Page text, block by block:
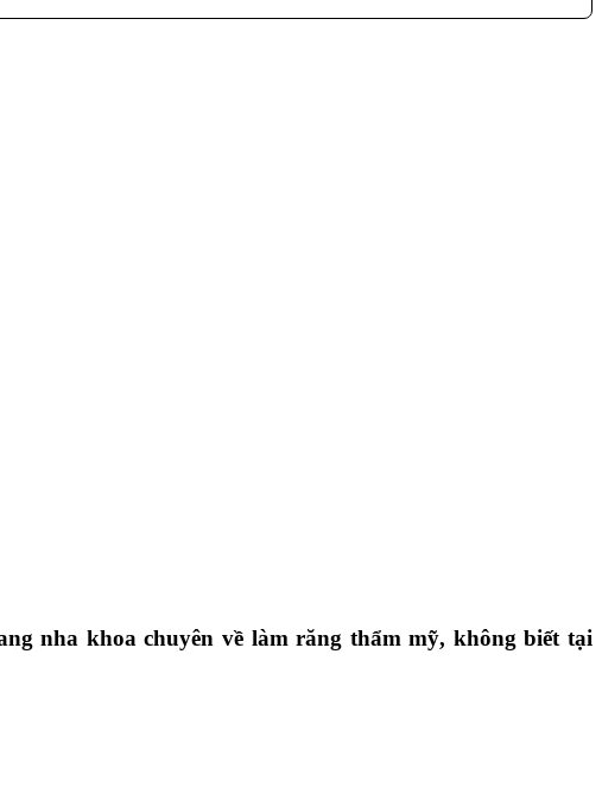
nha khoa chuyên về làm răng thẩm mỹ, không biết tại